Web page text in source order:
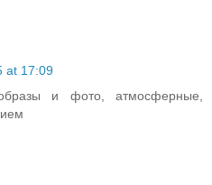
at 17:09
и фото, атмосферные,